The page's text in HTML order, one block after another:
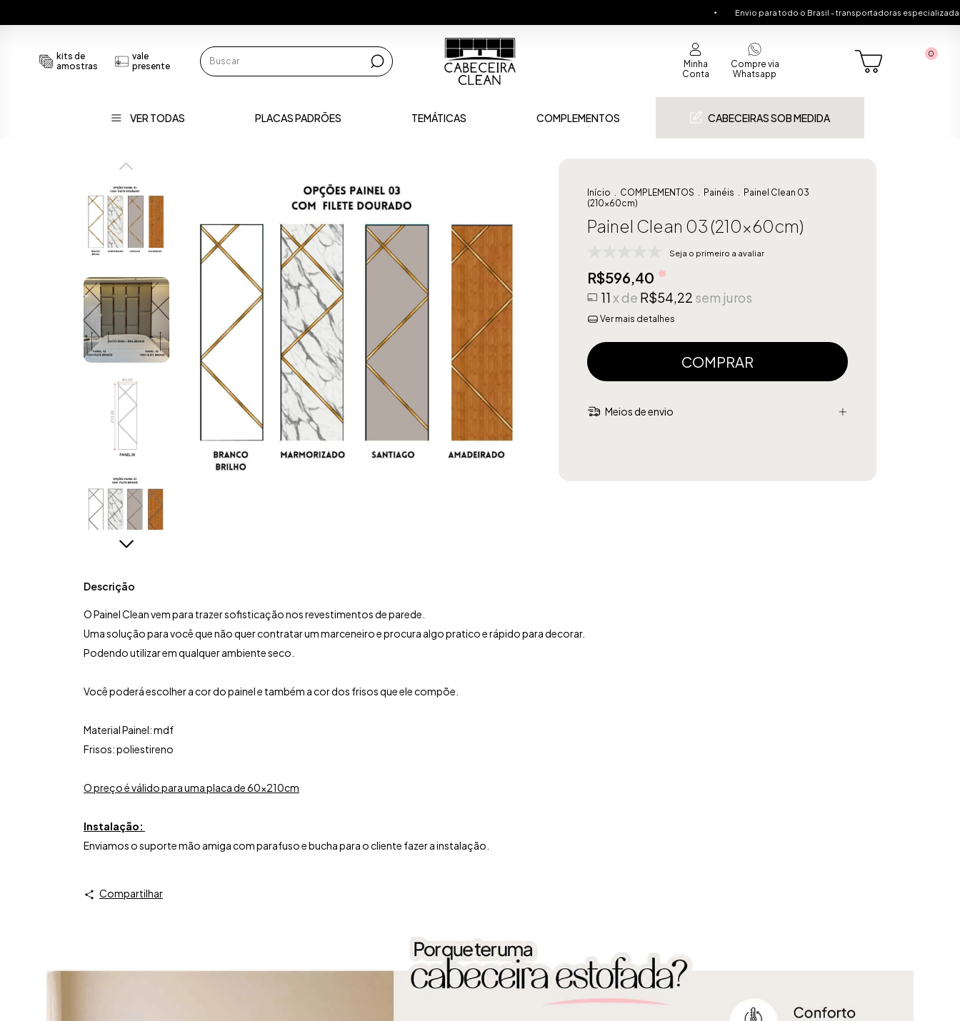
Envio para todo o Brasil - transportadoras especializadas
kits de
amostras
vale
presente
Minha
Conta
Compre via
Whatsapp
0
VER TODAS PLACAS PADRÕES TEMÁTICAS COMPLEMENTOS CABECEIRAS SOB MEDIDA
Início . COMPLEMENTOS . Painéis . Painel Clean 03
(210x60cm)
Painel Clean 03 (210x60cm)
Seja o primeiro a avaliar
R$596,40
11x de R$54,22 sem juros
Ver mais detalhes
Meios de envio
Descrição
O Painel Clean vem para trazer sofisticação nos revestimentos de parede.
Uma solução para você que não quer contratar um marceneiro e procura algo pratico e rápido para decorar.
Podendo utilizar em qualquer ambiente seco.
Você poderá escolher a cor do painel e também a cor dos frisos que ele compõe.
Material Painel: mdf
Frisos: poliestireno
O preço é válido para uma placa de 60x210cm
Instalação:
Enviamos o suporte mão amiga com parafuso e bucha para o cliente fazer a instalação.
Compartilhar